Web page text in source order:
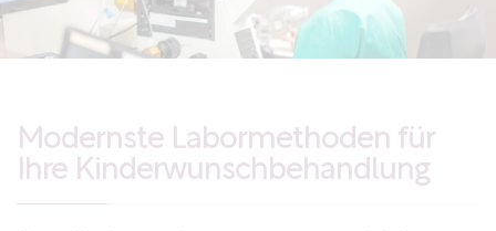
Modernste Labormethoden für
Ihre Kinderwunschbehandlung